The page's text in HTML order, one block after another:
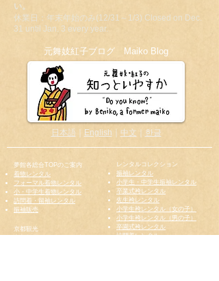
い。
休業日：年末年始のみ(12/31～1/3) Closed on Dec.
31 until Jan. 3 every year.
​元舞妓紅子ブログ Maiko Blog
日本語 English 中文 한글
夢館各総合TOPのご案内
着物レンタル
フォーマル着物レンタル
小・中学生着物レンタル
訪問着・留袖レンタル
振袖販売
京都観光
レンタルコレクション
振袖レンタル
小学生・中学生振袖レンタル
卒業式袴レンタル
先生袴レンタル
小学生袴レンタル（女の子）
小学生袴レンタル（男の子）
卒園式袴レンタル
訪問着レンタル